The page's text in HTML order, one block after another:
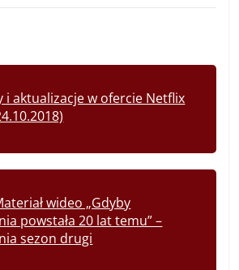
i aktualizacje w ofercie Netflix
wideo „Gdyby
powstała 20 lat temu” –
sezon drugi